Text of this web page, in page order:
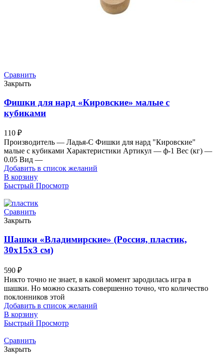
Сравнить
Закрыть
Фишки для нард «Кировские» малые с
кубиками
110 ₽
Производитель — Ладья-С Фишки для нард "Кировские"
малые с кубиками Характеристики Артикул — ф-1 Вес (кг) —
0.05 Вид —
Добавить в список желаний
В корзину
Быстрый Просмотр
Сравнить
Закрыть
Шашки «Владимирские» (Россия, пластик,
30х15х3 см)
590 ₽
Никто точно не знает, в какой момент зародилась игра в
шашки. Но можно сказать совершенно точно, что количество
поклонников этой
Добавить в список желаний
В корзину
Быстрый Просмотр
Сравнить
Закрыть